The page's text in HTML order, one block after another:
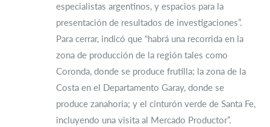
especialistas argentinos, y espacios para la
presentación de resultados de investigaciones”.
Para cerrar, indicó que “habrá una recorrida en la
zona de producción de la región tales como
Coronda, donde se produce frutilla; la zona de la
Costa en el Departamento Garay, donde se
produce zanahoria; y el cinturón verde de Santa Fe,
incluyendo una visita al Mercado Productor”.